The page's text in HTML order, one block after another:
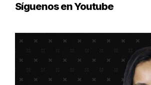
Síguenos en Youtube